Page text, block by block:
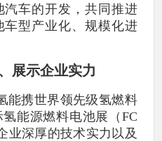
车的开发，共同推进
型产业化、规模化进
展示企业实力
能携世界领先级氢燃料
能源燃料电池展（FC
业深厚的技术实力以及